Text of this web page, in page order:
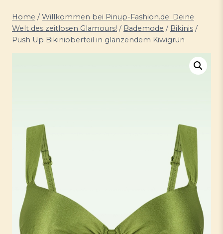
Home / Willkommen bei Pinup-Fashion.de: Deine
Welt des zeitlosen Glamours! / Bademode / Bikinis /
Push Up Bikinioberteil in glänzendem Kiwigrün